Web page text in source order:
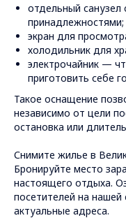
отдельный
принадлежностями;
экран для
холодильник для
электрочайник —
приготовить себе
Такое оснащение
независимо от цели
остановка или
Снимите жилье в
Бронируйте место
настоящего отдыха.
посетителей на
актуальные адреса.